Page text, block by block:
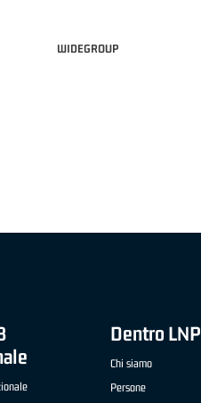
WIDEGROUP
Dentro LNP
Chi siamo
Persone